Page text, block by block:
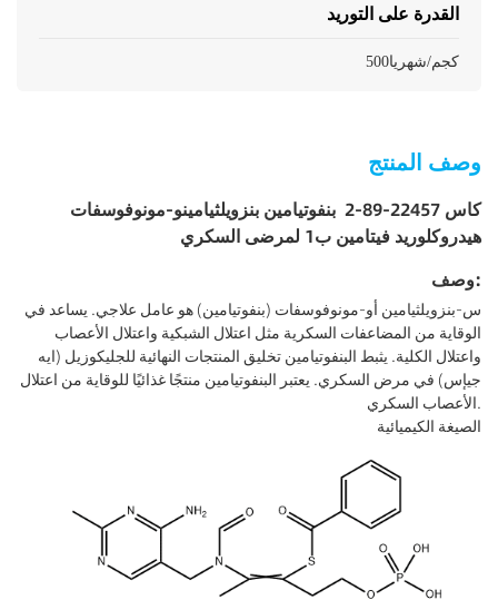
القدرة على التوريد
500كجم/شهريا
وصف المنتج
كاس 22457-89-2
بنفوتيامين بنزويلثيامينو-مونوفوسفات
هيدروكلوريد فيتامين ب1 لمرضى السكري
وصف:
س-بنزويلثيامين أو-مونوفوسفات (بنفوتيامين) هو عامل علاجي. يساعد في
الوقاية من المضاعفات السكرية مثل اعتلال الشبكية واعتلال الأعصاب
واعتلال الكلية. يثبط البنفوتيامين تخليق المنتجات النهائية للجليكوزيل (ايه
جيإس) في مرض السكري. يعتبر البنفوتيامين منتجًا غذائيًا للوقاية من اعتلال
الأعصاب السكري.
الصيغة الكيميائية